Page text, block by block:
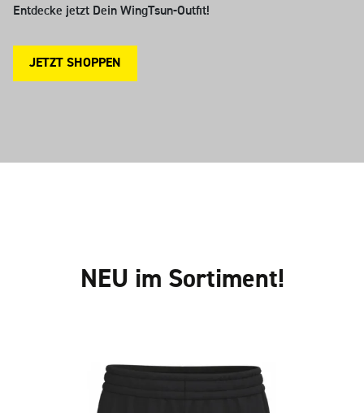
Entdecke jetzt Dein WingTsun-Outfit!
JETZT SHOPPEN
NEU im Sortiment!